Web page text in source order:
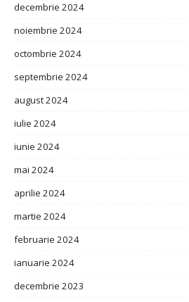
decembrie 2024
noiembrie 2024
octombrie 2024
septembrie 2024
august 2024
iulie 2024
iunie 2024
mai 2024
aprilie 2024
martie 2024
februarie 2024
ianuarie 2024
decembrie 2023